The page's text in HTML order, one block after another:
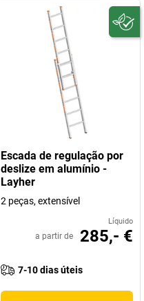
Escada de regulação por
deslize em alumínio -
Layher
2 peças, extensível
Líquido
a partir de 285,- €
7-10 dias úteis